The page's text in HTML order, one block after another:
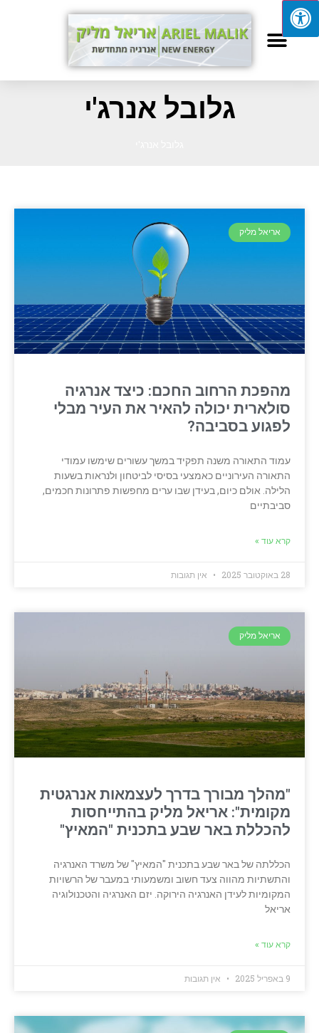
גלובל אנרג'י
אריאל מליק
מהפכת הרחוב החכם: כיצד אנרגיה
סולארית יכולה להאיר את העיר מבלי
לפגוע בסביבה?
עמוד התאורה משנה תפקיד במשך עשורים שימשו עמודי
התאורה העירוניים כאמצעי בסיסי לביטחון ולנראות בשעות
הלילה. אולם כיום, בעידן שבו ערים מחפשות פתרונות חכמים,
סביבתיים
קרא עוד »
28 באוקטובר 2025 אין תגובות
אריאל מליק
"מהלך מבורך בדרך לעצמאות אנרגטית
מקומית": אריאל מליק בהתייחסות
להכללת באר שבע בתכנית "המאיץ"
הכללתה של באר שבע בתכנית "המאיץ" של משרד האנרגיה
והתשתיות מהווה צעד חשוב ומשמעותי במעבר של הרשויות
המקומיות לעידן האנרגיה הירוקה. יזם האנרגיה והטכנולוגיה
אריאל
קרא עוד »
9 באפריל 2025 אין תגובות